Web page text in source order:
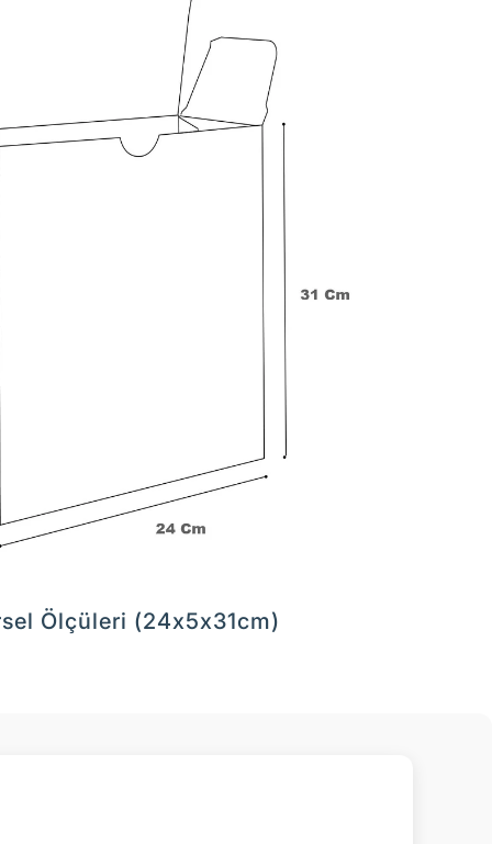
Ölçüleri (24x5x31cm)